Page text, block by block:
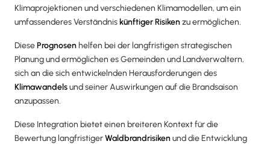
Klimaprojektionen und verschiedenen Klimamodellen, um ein
umfassenderes Verständnis künftiger Risikenzu ermöglichen.
DiesePrognosen helfen bei der langfristigen strategischen
Planung und ermöglichen es Gemeinden und Landverwaltern,
sich an die sich entwickelnden Herausforderungen des
Klimawandelsund seiner Auswirkungen auf die Brandsaison
anzupassen.
Diese Integration bietet einen breiteren Kontext für die
Bewertung langfristigerWaldbrandrisikenund die Entwicklung